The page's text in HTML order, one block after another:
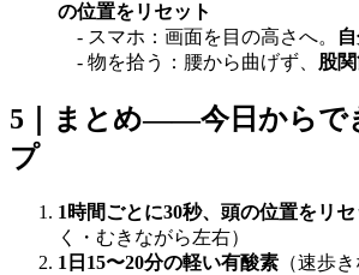
の位置をリセット
- スマホ：画面を目の高さへ。
- 物を拾う：腰から曲げず、 股
5｜まとめ――今日からで
プ
1時間ごとに30秒、頭の位置をリセ
く・むきながら左右）
1日15〜20分の軽い有酸素 （速歩